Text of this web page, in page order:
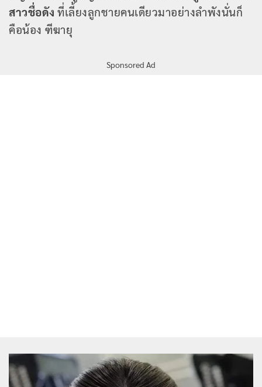
สาวชื่อดัง ที่เลี้ยงลูกชายคนเดียวมาอย่างลำพังนั่นก็
คือน้อง ฑีฆายุ
Sponsored Ad